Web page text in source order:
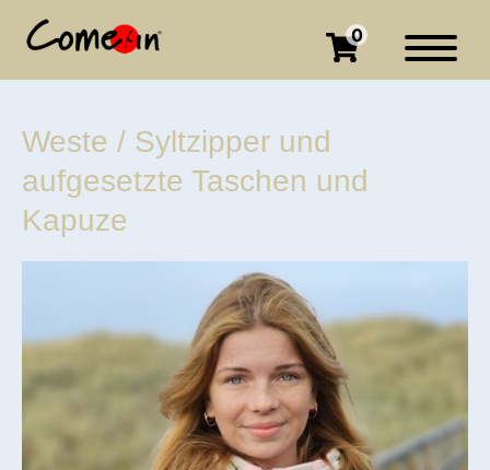
0
Weste / Syltzipper und
aufgesetzte Taschen und
Kapuze